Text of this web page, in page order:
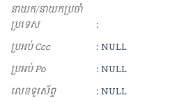
នាយក/នាយកប្រចាំ
ប្រទេស
:
ប្រអប់ Ccc
: NULL
ប្រអប់ Po
: NULL
លេខទូរស័ព្ទ
: NULL